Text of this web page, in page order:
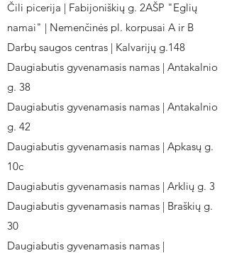
Čili picerija | Fabijoniškių g. 2AŠP "Eglių
namai" | Nemenčinės pl. korpusai A ir B
Darbų saugos centras | Kalvarijų g.148
Daugiabutis gyvenamasis namas | Antakalnio
g. 38
Daugiabutis gyvenamasis namas | Antakalnio
g. 42
Daugiabutis gyvenamasis namas | Apkasų g.
10c
Daugiabutis gyvenamasis namas | Arklių g. 3
Daugiabutis gyvenamasis namas | Braškių g.
30
Daugiabutis gyvenamasis namas |